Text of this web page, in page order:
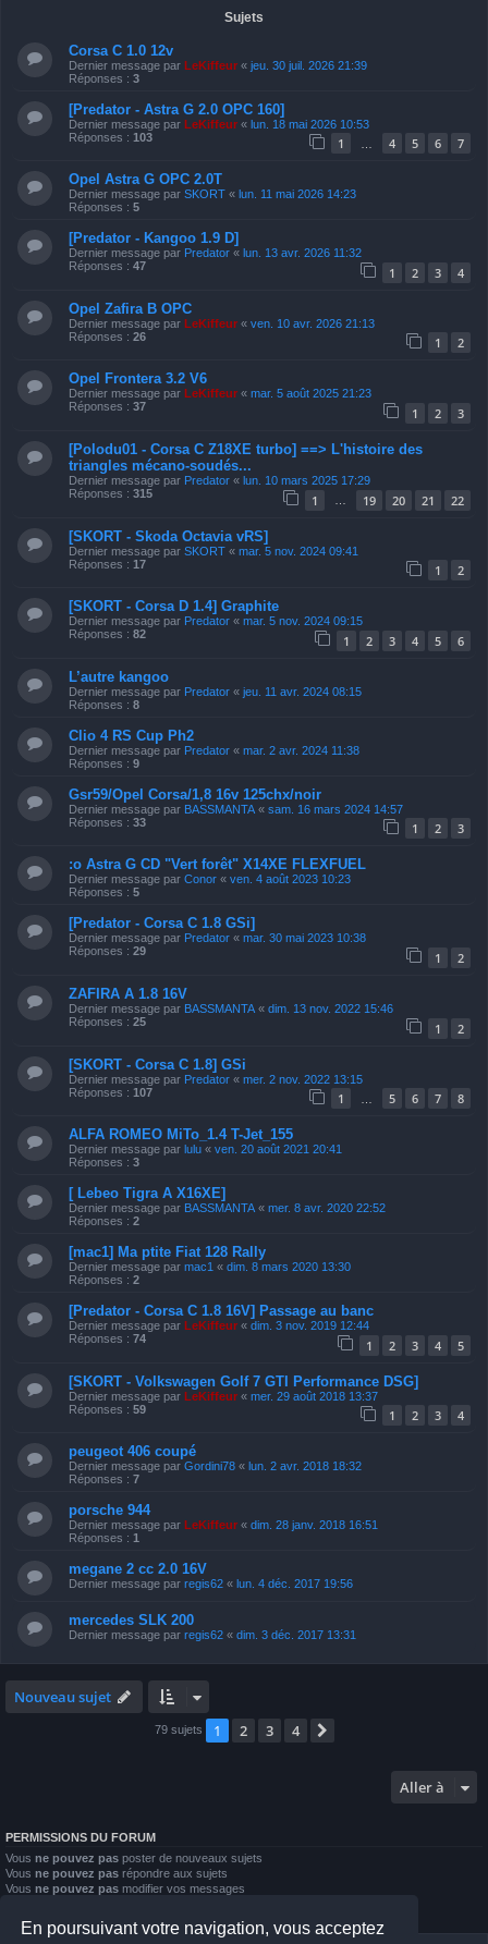
En poursuivant votre navigation, vous acceptez
Sujets
Corsa C 1.0 12v
Dernier message par LeKiffeur « jeu. 30 juil. 2026 21:39
Réponses : 3
[Predator - Astra G 2.0 OPC 160]
Dernier message par LeKiffeur « lun. 18 mai 2026 10:53
Réponses : 103 1 4 5 6 7
Opel Astra G OPC 2.0T
Dernier message par SKORT « lun. 11 mai 2026 14:23
Réponses : 5
[Predator - Kangoo 1.9 D]
Dernier message par Predator « lun. 13 avr. 2026 11:32
Réponses : 47 1 2 3 4
Opel Zafira B OPC
Dernier message par LeKiffeur « ven. 10 avr. 2026 21:13
Réponses : 26 1 2
Opel Frontera 3.2 V6
Dernier message par LeKiffeur « mar. 5 août 2025 21:23
Réponses : 37 1 2 3
[Polodu01 - Corsa C Z18XE turbo] ==> L'histoire des
triangles mécano-soudés...
Dernier message par Predator « lun. 10 mars 2025 17:29
Réponses : 315 1 19 20 21 22
[SKORT - Skoda Octavia vRS]
Dernier message par SKORT « mar. 5 nov. 2024 09:41
Réponses : 17 1 2
[SKORT - Corsa D 1.4] Graphite
Dernier message par Predator « mar. 5 nov. 2024 09:15
Réponses : 82 1 2 3 4 5 6
L’autre kangoo
Dernier message par Predator « jeu. 11 avr. 2024 08:15
Réponses : 8
Clio 4 RS Cup Ph2
Dernier message par Predator « mar. 2 avr. 2024 11:38
Réponses : 9
Gsr59/Opel Corsa/1,8 16v 125chx/noir
Dernier message par BASSMANTA « sam. 16 mars 2024 14:57
Réponses : 33 1 2 3
:o Astra G CD "Vert forêt" X14XE FLEXFUEL
Dernier message par Conor « ven. 4 août 2023 10:23
Réponses : 5
[Predator - Corsa C 1.8 GSi]
Dernier message par Predator « mar. 30 mai 2023 10:38
Réponses : 29 1 2
ZAFIRA A 1.8 16V
Dernier message par BASSMANTA « dim. 13 nov. 2022 15:46
Réponses : 25 1 2
[SKORT - Corsa C 1.8] GSi
Dernier message par Predator « mer. 2 nov. 2022 13:15
Réponses : 107 1 5 6 7 8
ALFA ROMEO MiTo_1.4 T-Jet_155
Dernier message par lulu « ven. 20 août 2021 20:41
Réponses : 3
[ Lebeo Tigra A X16XE]
Dernier message par BASSMANTA « mer. 8 avr. 2020 22:52
Réponses : 2
[mac1] Ma ptite Fiat 128 Rally
Dernier message par mac1 « dim. 8 mars 2020 13:30
Réponses : 2
[Predator - Corsa C 1.8 16V] Passage au banc
Dernier message par LeKiffeur « dim. 3 nov. 2019 12:44
Réponses : 74 1 2 3 4 5
[SKORT - Volkswagen Golf 7 GTI Performance DSG]
Dernier message par LeKiffeur « mer. 29 août 2018 13:37
Réponses : 59 1 2 3 4
peugeot 406 coupé
Dernier message par Gordini78 « lun. 2 avr. 2018 18:32
Réponses : 7
porsche 944
Dernier message par LeKiffeur « dim. 28 janv. 2018 16:51
Réponses : 1
megane 2 cc 2.0 16V
Dernier message par regis62 « lun. 4 déc. 2017 19:56
mercedes SLK 200
Dernier message par regis62 « dim. 3 déc. 2017 13:31
Nouveau sujet
79 sujets 1 2 3 4
Aller à
PERMISSIONS DU FORUM
Vous ne pouvez pas poster de nouveaux sujets
Vous ne pouvez pas répondre aux sujets
Vous ne pouvez pas modifier vos messages
Vous
ne pouvez pas joindre des fichiers